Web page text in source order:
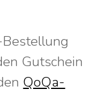
Gutschein
QoQa-